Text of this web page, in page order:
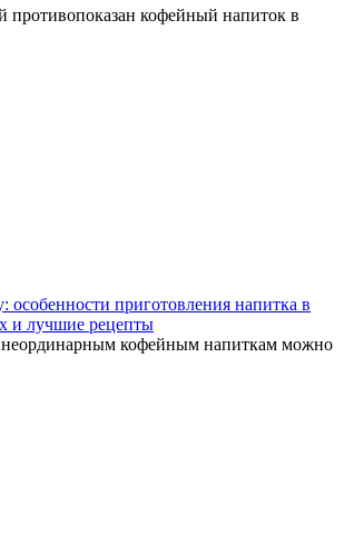
противопоказан кофейный напиток в
особенности приготовления напитка в
и лучшие рецепты
кофейным напиткам можно